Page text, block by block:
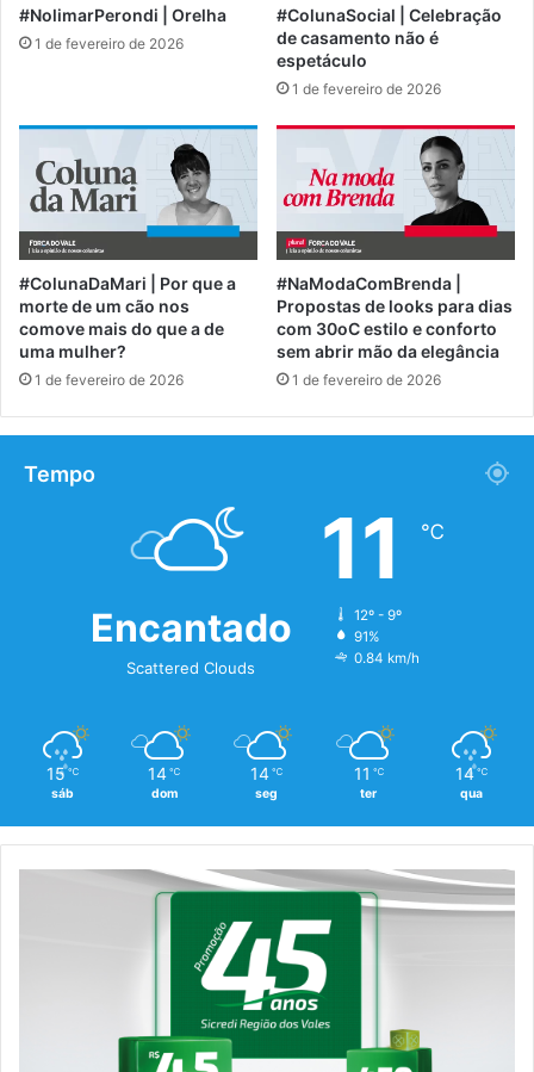
#NolimarPerondi | Orelha
1 de fevereiro de 2026
#ColunaSocial | Celebração
de casamento não é
espetáculo
1 de fevereiro de 2026
#ColunaDaMari | Por que a
morte de um cão nos
comove mais do que a de
uma mulher?
1 de fevereiro de 2026
#NaModaComBrenda |
Propostas de looks para dias
com 30oC estilo e conforto
sem abrir mão da elegância
1 de fevereiro de 2026
Tempo
Encantado
Scattered Clouds
11 ℃
12º - 9º
91%
0.84 km/h
15 ℃
sáb
14 ℃
dom
14 ℃
seg
11 ℃
ter
14 ℃
qua